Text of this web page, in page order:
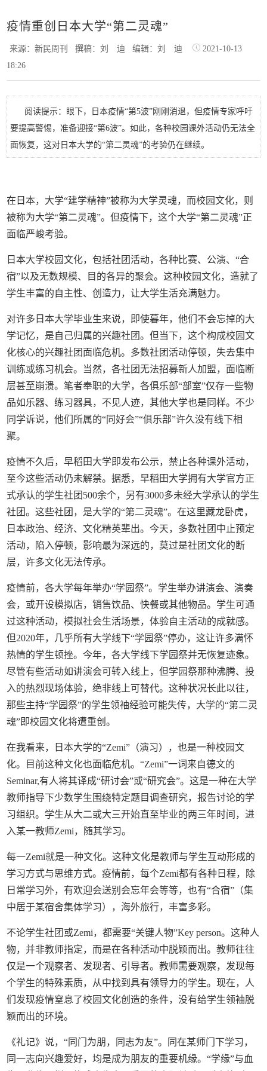
疫情重创日本大学“第二灵魂”
来源：新民周刊撰稿：刘 迪 编辑：刘 迪
2021-10-13
18:26
阅读提示：眼下，日本疫情“第5波”刚刚消退，但疫情专家呼吁
要提高警惕，准备迎接“第6波”。如此，各种校园课外活动仍无法全
面恢复，这对日本大学的“第二灵魂”的考验仍在继续。
在日本，大学“建学精神”被称为大学灵魂，而校园文化，则
被称为大学“第二灵魂”。但疫情下，这个大学“第二灵魂”正
面临严峻考验。
日本大学校园文化，包括社团活动，各种比赛、公演、“合
宿”以及无数规模、目的各异的聚会。这种校园文化，造就了
学生丰富的自主性、创造力，让大学生活充满魅力。
对许多日本大学毕业生来说，即使暮年，他们不会忘掉的大
学记忆，是自己归属的兴趣社团。但当下，这个构成校园文
化核心的兴趣社团面临危机。多数社团活动停顿，失去集中
训练或练习机会。当然，各社团无法招募新人加盟，面临断
层甚至崩溃。笔者奉职的大学，各俱乐部“部室”仅存一些物
品如乐器、练习器具，不见人迹，其他大学也是同样。不少
同学诉说，他们所属的“同好会”“俱乐部”许久没有线下相
聚。
疫情不久后，早稻田大学即发布公示，禁止各种课外活动，
至今这些活动仍未解禁。据悉，早稻田大学拥有大学官方正
式承认的学生社团500余个，另有3000多未经大学承认的学生
社团。这些社团，是大学的“第二灵魂”。在这里藏龙卧虎，
日本政治、经济、文化精英辈出。今天，多数社团中止预定
活动，陷入停顿，影响最为深远的，莫过是社团文化的断
层，许多文化无法传承。
疫情前，各大学每年举办“学园祭”。学生举办讲演会、演奏
会，或开设模拟店，销售饮品、快餐或其他物品。学生可通
过这种活动，模拟社会生活场景，体验自主活动的成就感。
但2020年，几乎所有大学线下“学园祭”停办，这让许多满怀
热情的学生顿挫。今年，各大学线下学园祭并无恢复迹象。
尽管有些活动如讲演会可转入线上，但学园祭那种沸腾、投
入的热烈现场体验，绝非线上可替代。这种状况长此以往，
那些主持“学园祭”的学生领袖经验可能失传，大学的“第二灵
魂”即校园文化将遭重创。
在我看来，日本大学的“Zemi”（演习），也是一种校园文
化。目前这种文化也面临危机。“Zemi”一词来自德文的
Seminar,有人将其译成“研讨会”或“研究会”。这是一种在大学
教师指导下少数学生围绕特定题目调查研究，报告讨论的学
习组织。学生从大二或大三开始直至毕业的两三年时间，进
入某一教师Zemi，随其学习。
每一Zemi就是一种文化。这种文化是教师与学生互动形成的
学习方式与思维方式。疫情前，每个Zemi都有各种日程，除
日常学习外，有欢迎会送别会忘年会等等，也有“合宿”（集
中居于某宿舍集体学习），海外旅行，丰富多彩。
不论学生社团或Zemi，都需要“关键人物”Key person。这种人
物，并非教师指定，而是在各种活动中脱颖而出。教师往往
仅是一个观察者、发现者、引导者。教师需要观察，发现每
个学生的特殊素质，从中找到具有领导力的学生。现在，人
们发现疫情窒息了校园文化创造的条件，没有给学生领袖脱
颖而出的环境。
《礼记》说，“同门为朋，同志为友”。同在某师门下学习，
同一志向兴趣爱好，均是成为朋友的重要机缘。“学缘”与血